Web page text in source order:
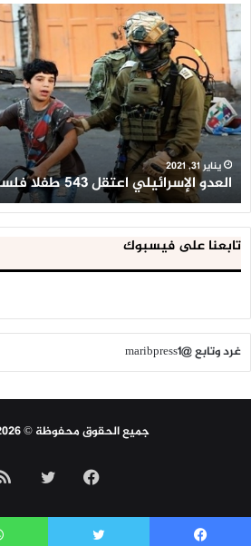
العدو
الإسرائيلي
اعتقل
543
طفلا
فلسطينيا
خلال
2020
يناير 31, 2021
العدو الإسرائيلي اعتقل 543 طفلا فلسطينيا خلال 2020
تابعنا على فيسبوك
غرد وتابع @maribpress1
جميع الحقوق محفوظة © 2026-مأرب نت
فيسبوك تويتر